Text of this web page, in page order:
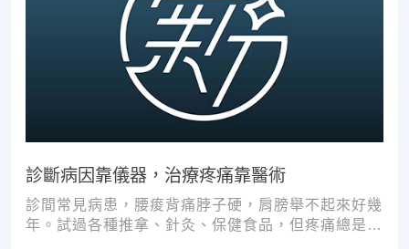
診斷病因靠儀器，治療疼痛靠醫術
診間常見病患，腰痠背痛脖子硬，肩膀舉不起來好幾
年。試過各種推拿、針灸、保健食品，但疼痛總是時